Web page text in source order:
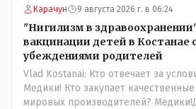
НЕОДНОКРАТНО, указывал и
Назарбая и предлагал ему самому
поста Президента.
Карачун 9 августа 2026 г. в 06:24
"Нигилизм в
вакцинации детей в Костанае
убеждениями родителей
Vlad Kostanai: Кто отвечает за
Медики! Кто закупает
мировых производителей?